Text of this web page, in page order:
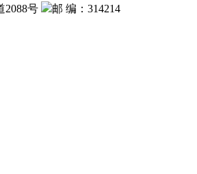
2088号
邮 编：314214